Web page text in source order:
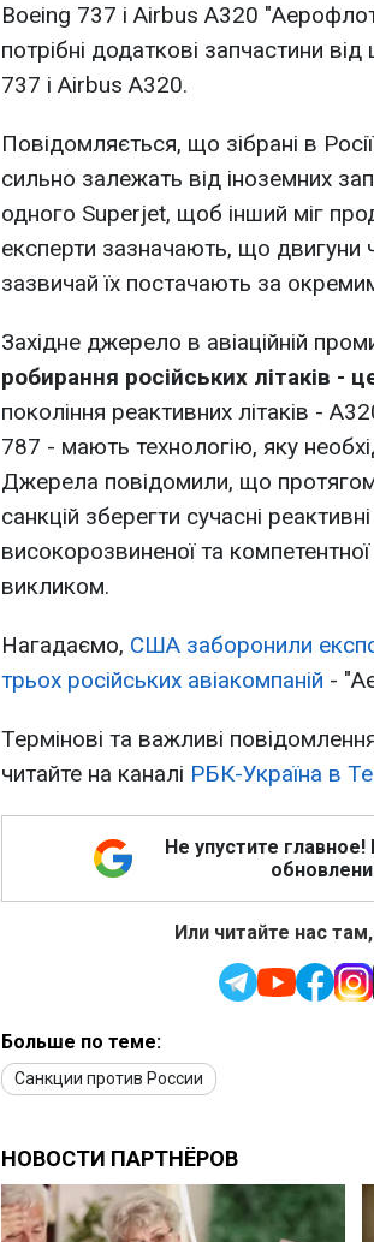
Boeing 737 і Airbus A320
потрібні додаткові запчастини
737 і Airbus A320.
Повідомляється, що зібрані в
сильно залежать від іноземних
одного Superjet, щоб інший міг
експерти зазначають, що двигуни
зазвичай їх постачають за
Західне джерело в авіаційній
робирання російських літаків -
покоління реактивних літаків -
787 - мають технологію, яку
Джерела повідомили, що протягом
санкцій зберегти сучасні
високорозвиненої та
викликом.
Нагадаємо, США заборонили
трьох російських авіакомпаній -
Термінові та важливі
читайте на каналі РБК-Україна в
Не упустите
Или читайте нас
Больше по теме:
Санкции против России